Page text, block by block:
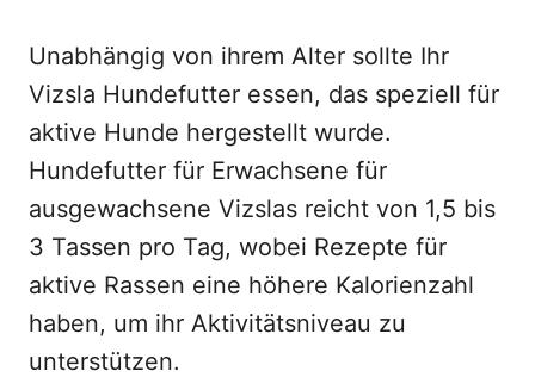
Unabhängig von ihrem Alter sollte Ihr
Vizsla Hundefutter essen, das speziell für
aktive Hunde hergestellt wurde.
Hundefutter für Erwachsene für
ausgewachsene Vizslas reicht von 1,5 bis
3 Tassen pro Tag, wobei Rezepte für
aktive Rassen eine höhere Kalorienzahl
haben, um ihr Aktivitätsniveau zu
unterstützen.